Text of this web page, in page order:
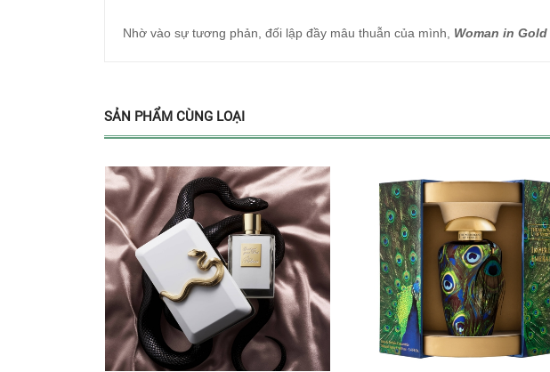
Nhờ vào sự tương phản, đối lập đầy mâu thuẫn của mình, Woman in Gold
SẢN PHẨM CÙNG LOẠI